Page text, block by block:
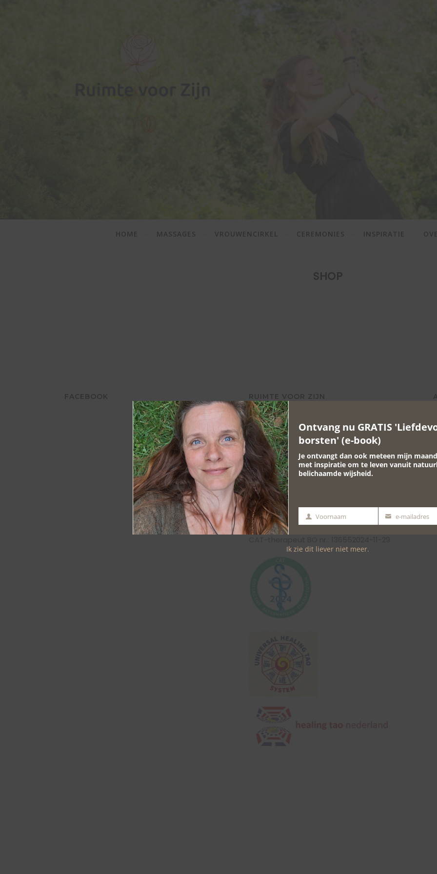
HOME MASSAGES VROUWENCIRKEL CEREMONIES INSPIRATIE
SHOP
Bronsbergen 25-133
7207 AD Zutphen
06-19432409
info@ruimtevoorzijn.nl
KvK: 64295893
Algemene voorwaarden
Ontvang nu GRATIS
borsten' (e-book)
Je ontvangt dan ook meteen mijn
met inspiratie om te leven vanuit
belichaamde wijsheid.
Voornaam
Voornaam e-mailadres
Ik zie dit liever niet meer.